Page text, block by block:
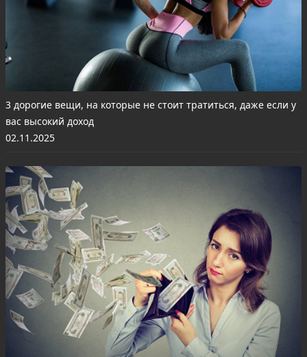
3 дорогие вещи, на которые не стоит тратиться, даже если у
вас высокий доход
02.11.2025